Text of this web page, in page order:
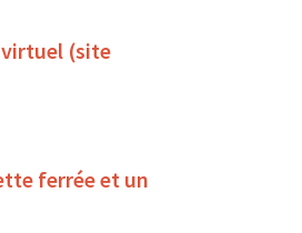
virtuel (site
ferrée et un